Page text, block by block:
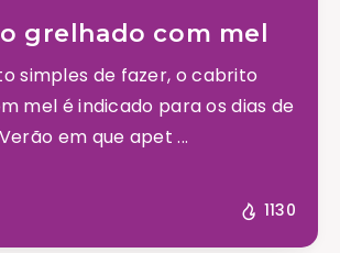
grelhado com mel
simples de fazer, o cabrito
mel é indicado para os dias de
Verão em que apet ...
1130